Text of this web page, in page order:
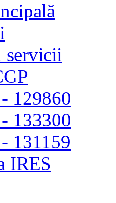
servicii
129860
133300
131159
IRES